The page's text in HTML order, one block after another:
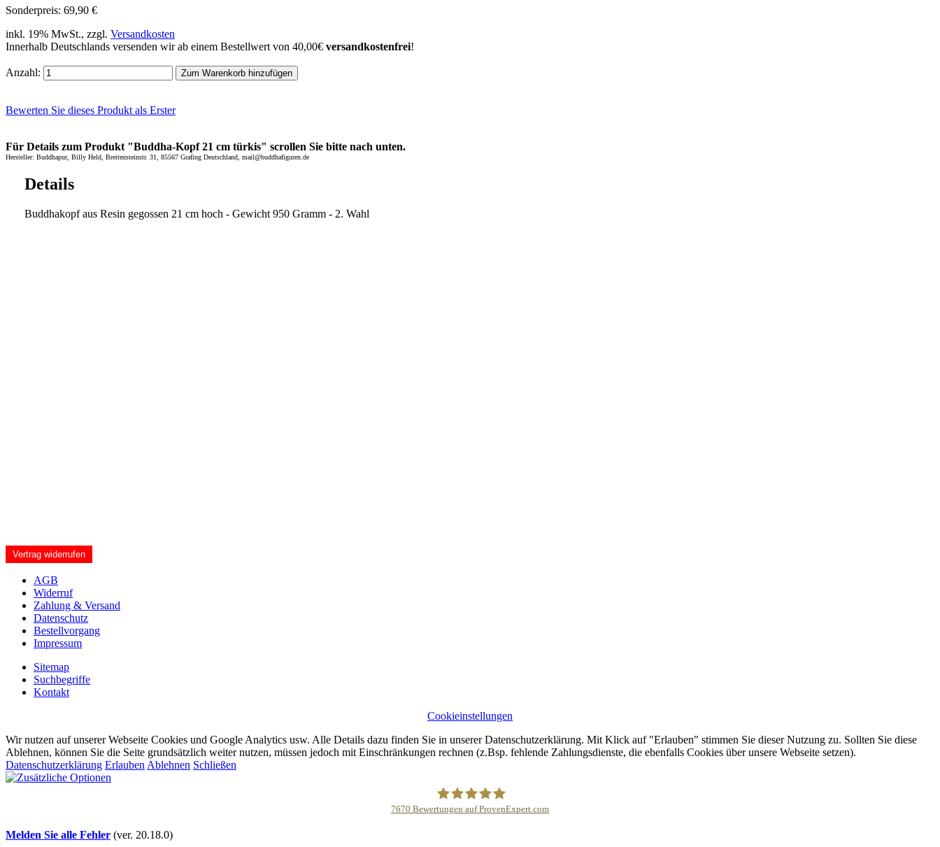
Sonderpreis: 69,90 €
inkl. 19% MwSt., zzgl. Versandkosten
Innerhalb Deutschlands versenden wir ab einem Bestellwert von 40,00€ versandkostenfrei!
Anzahl: Zum Warenkorb hinzufügen
Bewerten Sie dieses Produkt als Erster
Für Details zum Produkt "Buddha-Kopf 21 cm türkis" scrollen Sie bitte nach unten.
Hersteller: Buddhapur, Billy Held, Breitensteinstr. 31, 85567 Grafing Deutschland, mail@buddhafiguren.de
Details
Buddhakopf aus Resin gegossen 21 cm hoch - Gewicht 950 Gramm - 2. Wahl
Vertrag widerrufen
AGB
Widerruf
Zahlung & Versand
Datenschutz
Bestellvorgang
Impressum
Sitemap
Suchbegriffe
Kontakt
Cookieinstellungen
Wir nutzen auf unserer Webseite Cookies und Google Analytics usw. Alle Details dazu finden Sie in unserer Datenschutzerklärung. Mit Klick auf "Erlauben" stimmen Sie dieser Nutzung zu. Sollten Sie diese
Ablehnen, können Sie die Seite grundsätzlich weiter nutzen, müssen jedoch mit Einschränkungen rechnen (z.Bsp. fehlende Zahlungsdienste, die ebenfalls Cookies über unsere Webseite setzen).
Datenschutzerklärung Erlauben Ablehnen Schließen
7670 Bewertungen auf ProvenExpert.com
Melden Sie alle Fehler (ver. 20.18.0)